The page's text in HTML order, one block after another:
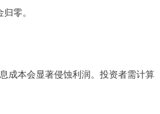
零。
成本会显著侵蚀利润。投资者需计算